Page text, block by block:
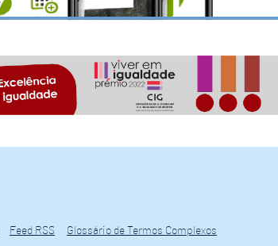
Feed RSS Glossário de Termos Complexos